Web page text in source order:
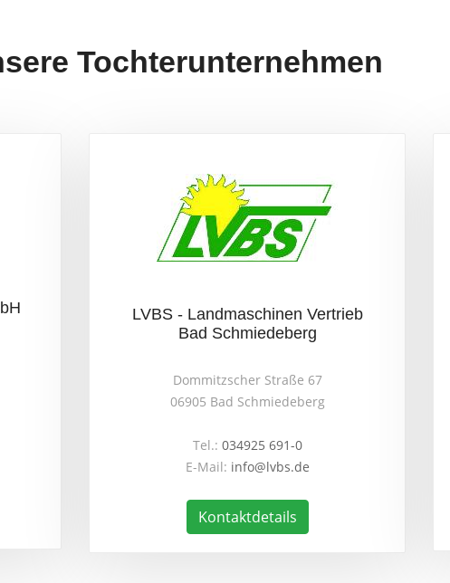
Tochterunternehmen
LVBS - Landmaschinen Vertrieb
Bad Schmiedeberg
Dommitzscher Straße 67
06905 Bad Schmiedeberg
Tel.: 034925 691-0
E-Mail: info@lvbs.de
Kontaktdetails